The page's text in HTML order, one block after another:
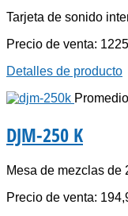
Tarjeta de sonido
Precio de venta:
Detalles de producto
DJM-250 K
Mesa de mezclas de
Precio de venta: